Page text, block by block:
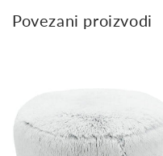
Povezani proizvodi